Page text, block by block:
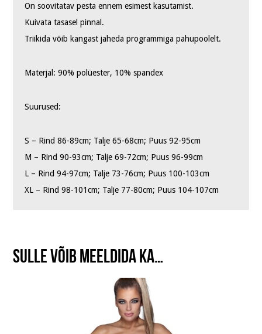
On soovitatav pesta ennem esimest kasutamist.
Kuivata tasasel pinnal.
Triikida võib kangast jaheda programmiga pahupoolelt.
Materjal: 90% polüester, 10% spandex
Suurused:
S – Rind 86-89cm; Talje 65-68cm; Puus 92-95cm
M – Rind 90-93cm; Talje 69-72cm; Puus 96-99cm
L – Rind 94-97cm; Talje 73-76cm; Puus 100-103cm
XL – Rind 98-101cm; Talje 77-80cm; Puus 104-107cm
Sulle võib meeldida ka…